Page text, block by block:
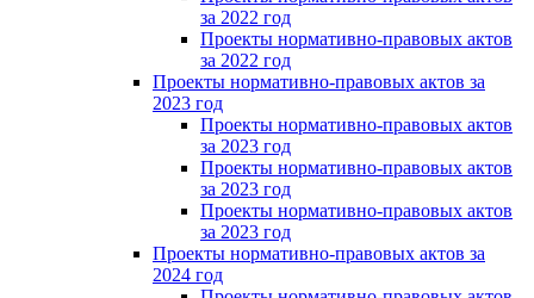
за 2022 год
Проекты нормативно-правовых актов
за 2022 год
Проекты нормативно-правовых актов за
2023 год
Проекты нормативно-правовых актов
за 2023 год
Проекты нормативно-правовых актов
за 2023 год
Проекты нормативно-правовых актов
за 2023 год
Проекты нормативно-правовых актов за
2024 год